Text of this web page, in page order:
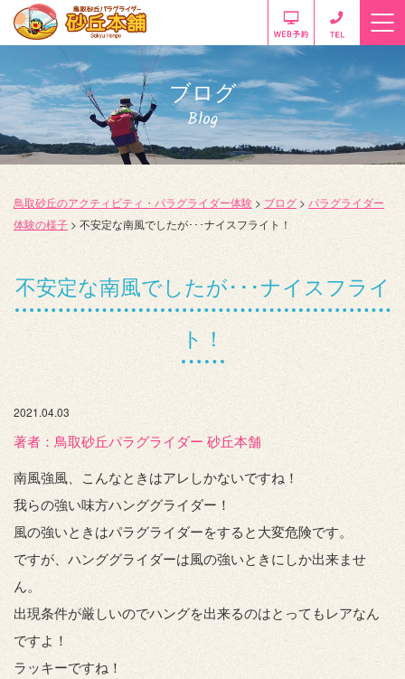
ブログ
Blog
鳥取砂丘のアクティビティ・パラグライダー体験 > ブログ > パラグライダー
体験の様子 > 不安定な南風でしたが･･･ナイスフライト！
不安定な南風でしたが･･･ナイスフライ
ト！
2021.04.03
著者：️鳥取砂丘パラグライダー 砂丘本舗
南風強風、こんなときはアレしかないですね！
我らの強い味方ハンググライダー！
風の強いときはパラグライダーをすると大変危険です。
ですが、ハンググライダーは風の強いときにしか出来ませ
ん。
出現条件が厳しいのでハングを出来るのはとってもレアなん
ですよ！
ラッキーですね！